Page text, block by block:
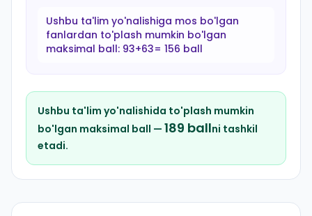
Ushbu ta'lim yo'nalishiga mos bo'lgan
fanlardan to'plash mumkin bo'lgan
maksimal ball: 93+63= 156 ball
Ushbu ta'lim yo'nalishida to'plash mumkin
bo'lgan maksimal ball — 189 ballni tashkil
etadi.